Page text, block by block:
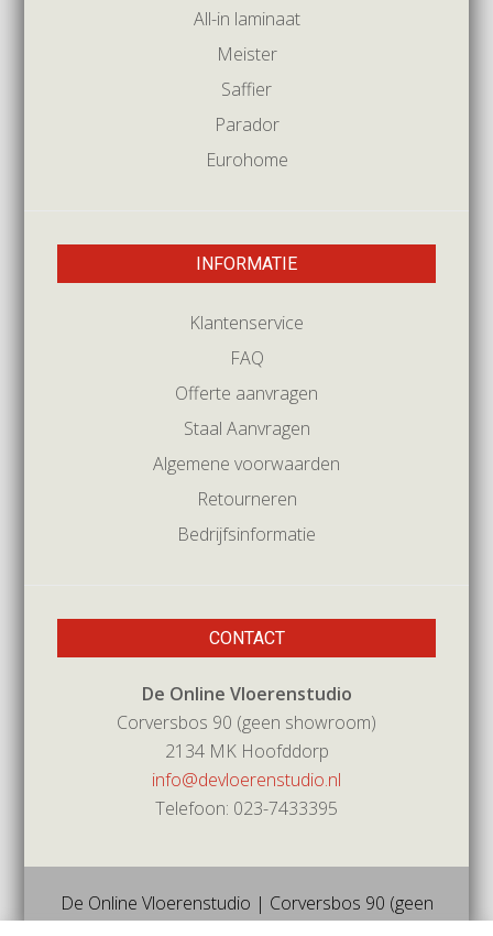
All-in laminaat
Meister
Saffier
Parador
Eurohome
INFORMATIE
Klantenservice
FAQ
Offerte aanvragen
Staal Aanvragen
Algemene voorwaarden
Retourneren
Bedrijfsinformatie
CONTACT
De Online Vloerenstudio
Corversbos 90 (geen showroom)
2134 MK Hoofddorp
info@devloerenstudio.nl
Telefoon: 023-7433395
De Online Vloerenstudio | Corversbos 90 (geen